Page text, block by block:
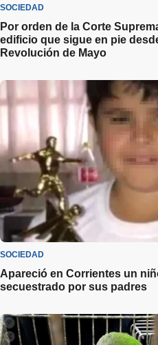
SOCIEDAD
Por orden de la Corte
edificio que sigue en pie
Revolución de Mayo
SOCIEDAD
Apareció en Corrientes un
secuestrado por sus padres